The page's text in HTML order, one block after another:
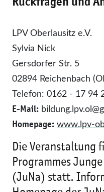
Rückfragen und
LPV Oberlausitz e.V.
Sylvia Nick
Gersdorfer Str. 5
02894 Reichenbach
Telefon: 0162 - 17 94
E-Mail:
Homepage: www.lpv-
Die Veranstaltung
Programmes
(JuNa) statt.